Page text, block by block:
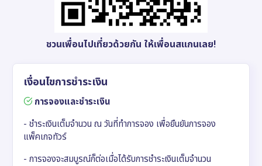
ชวนเพื่อนไปเที่ยวด้วยกัน ให้เพื่อนสแกนเลย!
เงื่อนไขการชำระเงิน
การจองและชำระเงิน
- ชำระเงินเต็มจำนวน ณ วันที่ทำการจอง เพื่อยืนยันการจอง
แพ็คเกจทัวร์
- การจองจะสมบูรณ์ก็ต่อเมื่อได้รับการชำระเงินเต็มจำนวน